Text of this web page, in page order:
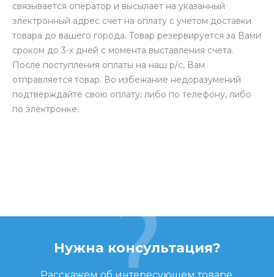
связывается оператор и высылает на указанный
электронный адрес счет на оплату с учетом доставки
товара до вашего города. Товар резервируется за Вами
сроком до 3-х дней с момента выставления счета.
После поступления оплаты на наш р/с, Вам
отправляется товар. Во избежание недоразумений
подтверждайте свою оплату: либо по телефону, либо
по электронке.
Нужна консультация?
Расскажем об интересующем товаре,